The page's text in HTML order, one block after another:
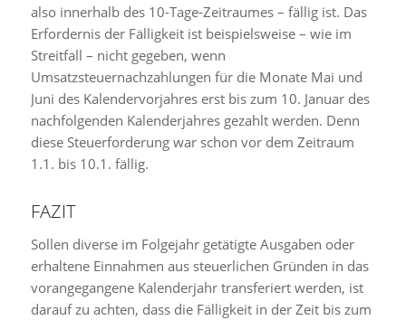
also innerhalb des 10-Tage-Zeitraumes – fällig ist. Das
Erfordernis der Fälligkeit ist beispielsweise – wie im
Streitfall – nicht gegeben, wenn
Umsatzsteuernachzahlungen für die Monate Mai und
Juni des Kalendervorjahres erst bis zum 10. Januar des
nachfolgenden Kalenderjahres gezahlt werden. Denn
diese Steuerforderung war schon vor dem Zeitraum
1.1. bis 10.1. fällig.
FAZIT
Sollen diverse im Folgejahr getätigte Ausgaben oder
erhaltene Einnahmen aus steuerlichen Gründen in das
vorangegangene Kalenderjahr transferiert werden, ist
darauf zu achten, dass die Fälligkeit in der Zeit bis zum